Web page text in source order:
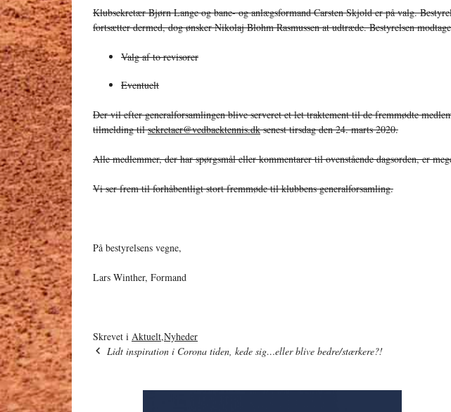
Klubsekretær Bjørn Lange og bane- og anlægsformand Carsten Skjold er på valg.
fortsætter dermed, dog ønsker Nikolaj Blohm Rasmussen at udtræde. Bestyrelsen
Valg af to revisorer
Eventuelt
Der vil efter generalforsamlingen blive serveret et let traktement til de fremmødte
tilmelding tilsekretaer@vedbaektennis.dksenest tirsdag den 24. marts 2020.
Alle medlemmer, der har spørgsmål eller kommentarer til ovenstående dagsorden, er
Vi ser frem til forhåbentligt stort fremmøde til klubbens generalforsamling.
På bestyrelsens vegne,
Lars Winther, Formand
Skrevet i Aktuelt,Nyheder
Lidt inspiration i Corona tiden, kede sig…eller blive bedre/stærkere?!